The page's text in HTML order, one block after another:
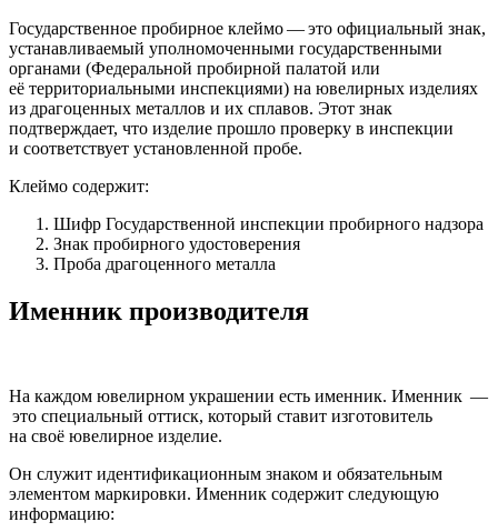
Государственное пробирное клеймо — это официальный знак,
устанавливаемый уполномоченными государственными
органами (Федеральной пробирной палатой или
её территориальными инспекциями) на ювелирных изделиях
из драгоценных металлов и их сплавов. Этот знак
подтверждает, что изделие прошло проверку в инспекции
и соответствует установленной пробе.
Клеймо содержит:
Шифр Государственной инспекции пробирного надзора
Знак пробирного удостоверения
Проба драгоценного металла
Именник производителя
На каждом ювелирном украшении есть именник. Именник —
это специальный оттиск, который ставит изготовитель
на своё ювелирное изделие.
Он служит идентификационным знаком и обязательным
элементом маркировки. Именник содержит следующую
информацию: